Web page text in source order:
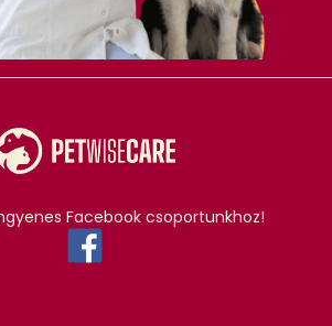
Facebook csoportunkhoz!